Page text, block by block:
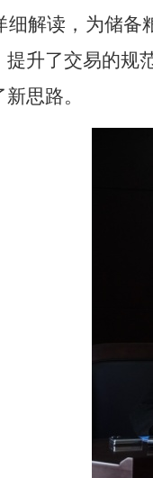
细解读，为储备
提升了交易的规
思路。